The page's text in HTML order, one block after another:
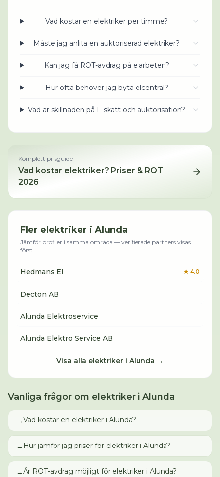
Vad kostar en elektriker per timme?
Måste jag anlita en auktoriserad elektriker?
Kan jag få ROT-avdrag på elarbeten?
Hur ofta behöver jag byta elcentral?
Vad är skillnaden på F-skatt och auktorisation?
Komplett prisguide
Vad kostar elektriker? Priser & ROT
2026
Fler elektriker i Alunda
Jämför profiler i samma område — verifierade partners visas
först.
Hedmans El ★ 4.0
Decton AB
Alunda Elektroservice
Alunda Elektro Service AB
Visa alla elektriker i Alunda →
Vanliga frågor om elektriker i Alunda
→Vad kostar en elektriker i Alunda?
→ Hur jämför jag priser för elektriker i Alunda?
→Är ROT-avdrag möjligt för elektriker i Alunda?